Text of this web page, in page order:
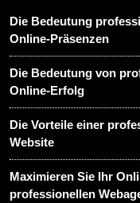
Die Bedeutung
Online-Präsenzen
Die Bedeutung von
Online-Erfolg
Die Vorteile einer
Website
Maximieren Sie Ihr
professionellen